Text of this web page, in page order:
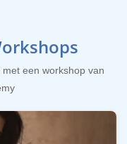
een workshop van